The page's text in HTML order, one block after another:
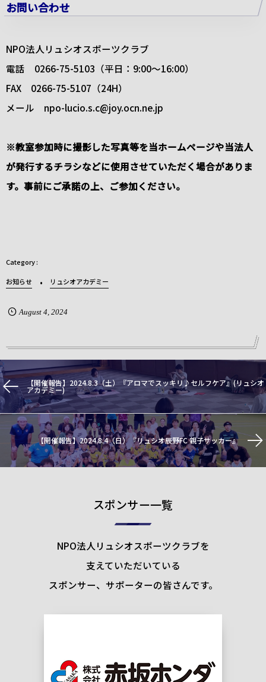
お問い合わせ
NPO法人リュシオスポーツクラブ
電話 0266-75-5103（平日：9:00～16:00）
FAX 0266-75-5107（24H）
メール npo-lucio.s.c@joy.ocn.ne.jp
※教室参加時に撮影した写真等を当ホームページや当法人
が発行するチラシなどに使用させていただく場合がありま
す。事前にご承諾の上、ご参加ください。
お知らせ リュシオアカデミー
August 4, 2024
【開催報告】2024.8.3（土）『アロマでスッキリ♪セルフケア』(リュシオ
アカデミー)
【開催報告】2024.8.4（日）『リュシオ辰野FC 親子サッカー』
スポンサー一覧
NPO法人リュシオスポーツクラブを
支えていただいている
スポンサー、サポーターの皆さんです。